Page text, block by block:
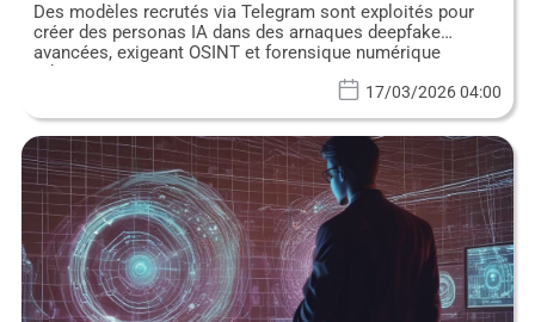
Des modèles recrutés via Telegram sont exploités pour
créer des personas IA dans des arnaques deepfake
avancées, exigeant OSINT et forensique numérique
robustes.
17/03/2026 04:00